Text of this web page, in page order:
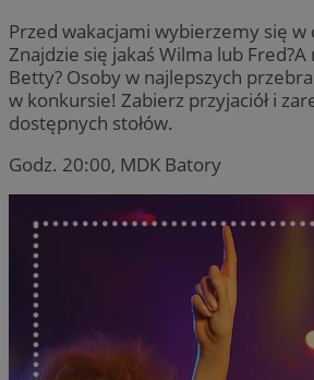
Przed wakacjami wybierzemy się w
Znajdzie się jakaś Wilma lub
Betty? Osoby w najlepszych
w konkursie! Zabierz przyjaciół i
dostępnych stołów.
Godz. 20:00, MDK Batory